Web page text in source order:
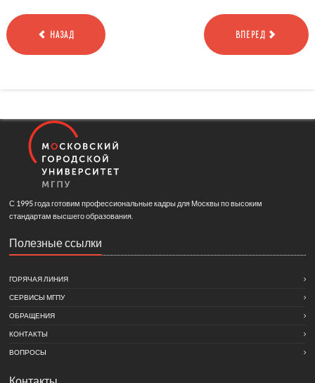
НАЗАД ВПЕРЕД
С 1995 года готовим профессиональные кадры для Москвы по высоким
стандартам высшего образования.
Полезные ссылки
ГОРЯЧАЯ ЛИНИЯ
СЕРВИСЫ МГПУ
ОБРАЩЕНИЯ
КОНТАКТЫ
ВОПРОСЫ